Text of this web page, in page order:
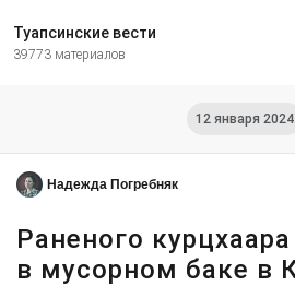
Туапсинские вести
39773 материалов
12 января 2024
Надежда Погребняк
Раненого
в мусорном баке в